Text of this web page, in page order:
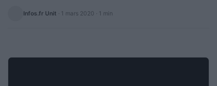
Infos.fr Unit · 1 mars 2020 · 1 min